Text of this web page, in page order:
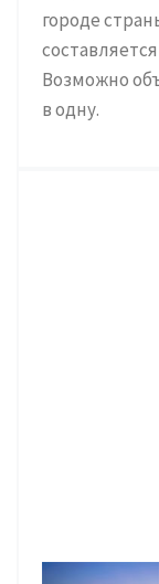
городе
Возможно
в одну.